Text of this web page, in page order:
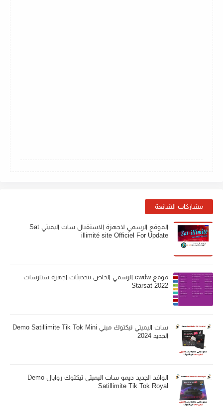
مشاركات الشائعة
الموقع الرسمي لاجهزة الاستقبال سات اليميتي Sat
illimité site Officiel For Update
موقع cwdw الرسمي الخاص بتحديثات اجهزة ستارسات
Starsat 2022
سات اليميتي تيكتوك ميني Demo Satillimite Tik Tok Mini
الجديد 2024
الوافد الجديد ديمو سات اليميتي تيكتوك روايال Demo
Satillimite Tik Tok Royal